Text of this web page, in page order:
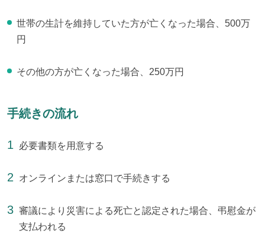
世帯の生計を維持していた方が亡くなった場合、500万
円
その他の方が亡くなった場合、250万円
手続きの流れ
必要書類を用意する
オンラインまたは窓口で手続きする
審議により災害による死亡と認定された場合、弔慰金が
支払われる